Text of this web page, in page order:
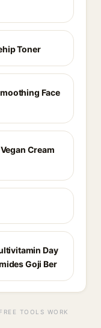
Toner
Face
Cream
Day
Goji Ber
TOOLS WORK